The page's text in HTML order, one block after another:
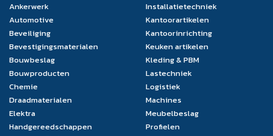
Ankerwerk
Automotive
Beveiliging
Bevestigingsmaterialen
Bouwbeslag
Bouwproducten
Chemie
Draadmaterialen
Elektra
Handgereedschappen
Installatietechniek
Kantoorartikelen
Kantoorinrichting
Keuken artikelen
Kleding & PBM
Lastechniek
Logistiek
Machines
Meubelbeslag
Profielen